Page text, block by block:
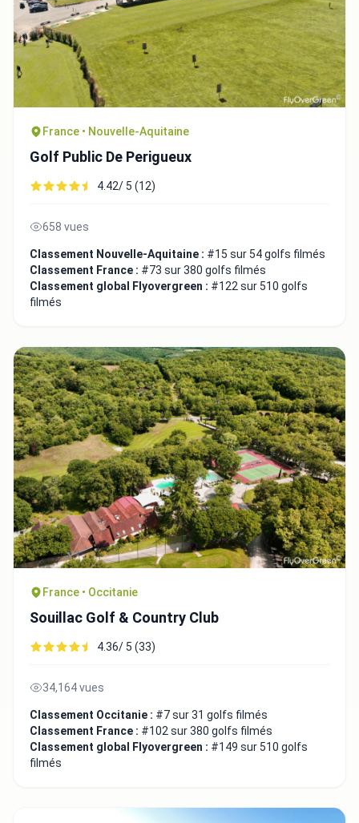
France • Nouvelle-Aquitaine
Golf Public De Perigueux
4.42/ 5 (12)
658 vues
Classement Nouvelle-Aquitaine : #15 sur 54 golfs filmés
Classement France : #73 sur 380 golfs filmés
Classement global Flyovergreen : #122 sur 510 golfs
filmés
France • Occitanie
Souillac Golf & Country Club
4.36/ 5 (33)
34,164 vues
Classement Occitanie : #7 sur 31 golfs filmés
Classement France : #102 sur 380 golfs filmés
Classement global Flyovergreen : #149 sur 510 golfs
filmés